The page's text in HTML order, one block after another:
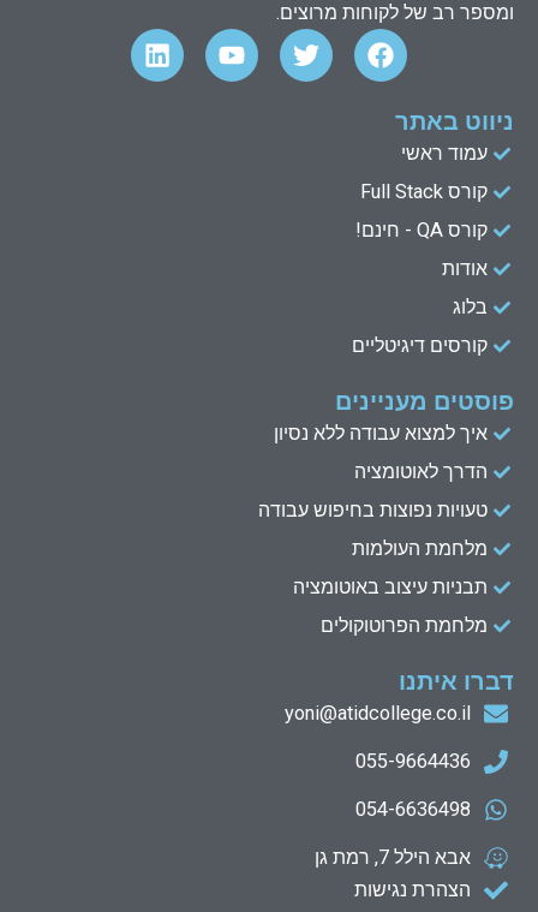
ומספר רב של לקוחות מרוצים.
F
a
c
o
k
T
w
i
Y
o
u
L
i
n
ניווט באתר
עמוד ראשי
קורס Full Stack
קורס QA - חינם!
אודות
בלוג
קורסים דיגיטליים
פוסטים מעניינים
איך למצוא עבודה ללא נסיון
הדרך לאוטומציה
טעויות נפוצות בחיפוש עבודה
מלחמת העולמות
תבניות עיצוב באוטומציה
מלחמת הפרוטוקולים
דברו איתנו
yoni@atidcollege.co.il
055-9664436
054-6636498
אבא הילל 7, רמת גן
הצהרת נגישות